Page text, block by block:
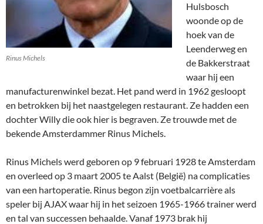
Rinus Michels
Hulsbosch
woonde op de
hoek van de
Leenderweg en
de Bakkerstraat
waar hij een
manufacturenwinkel bezat. Het pand werd in 1962 gesloopt
en betrokken bij het naastgelegen restaurant. Ze hadden een
dochter Willy die ook hier is begraven. Ze trouwde met de
bekende Amsterdammer Rinus Michels.
Rinus Michels werd geboren op 9 februari 1928 te Amsterdam
en overleed op 3 maart 2005 te Aalst (België) na complicaties
van een hartoperatie. Rinus begon zijn voetbalcarrière als
speler bij AJAX waar hij in het seizoen 1965-1966 trainer werd
en tal van successen behaalde. Vanaf 1973 brak hij